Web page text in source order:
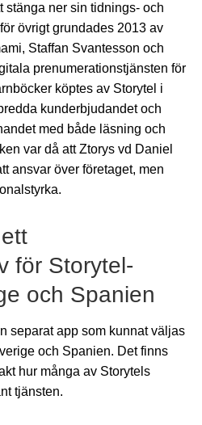
stänga ner sin tidnings- och
övrigt grundades 2013 av
Staffan Svantesson och
prenumerationstjänsten för
köptes av Storytel i
kunderbjudandet och
med både läsning och
var då att Ztorys vd Daniel
ansvar över företaget, men
för Storytel-
och Spanien
separat app som kunnat väljas
och Spanien. Det finns
hur många av Storytels
tjänsten.